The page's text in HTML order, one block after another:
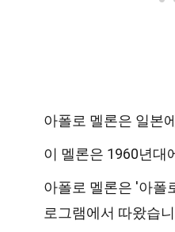
아폴로 멜론은 일본
이 멜론은 1960년대
아폴로 멜론은 '아폴
로그램에서 따왔습